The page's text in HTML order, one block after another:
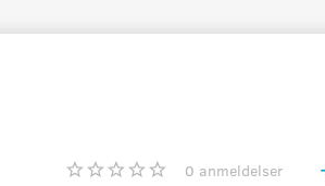
0 anmeldelser